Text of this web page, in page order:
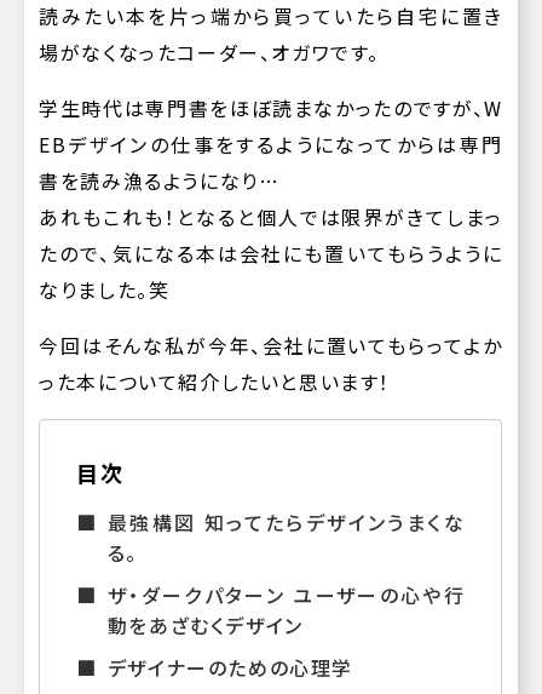
読みたい本を片っ端から買っていたら自宅に置き
場がなくなったコーダー、オガワです。
学生時代は専門書をほぼ読まなかったのですが、W
EBデザインの仕事をするようになってからは専門
書を読み漁るようになり…
あれもこれも！となると個人では限界がきてしまっ
たので、気になる本は会社にも置いてもらうように
なりました。笑
今回はそんな私が今年、会社に置いてもらってよか
った本について紹介したいと思います！
目次
最強構図 知ってたらデザインうまくな
る。
ザ・ダークパターン ユーザーの心や行
動をあざむくデザイン
デザイナーのための心理学